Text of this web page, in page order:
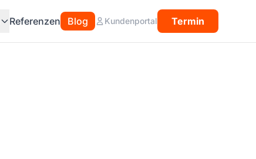
Referenzen Blog Kundenportal Termin